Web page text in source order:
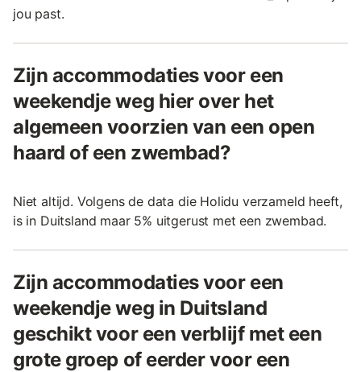
jou past.
Zijn accommodaties voor een
weekendje weg hier over het
algemeen voorzien van een open
haard of een zwembad?
Niet altijd. Volgens de data die Holidu verzameld heeft,
is in Duitsland maar 5% uitgerust met een zwembad.
Zijn accommodaties voor een
weekendje weg in Duitsland
geschikt voor een verblijf met een
grote groep of eerder voor een